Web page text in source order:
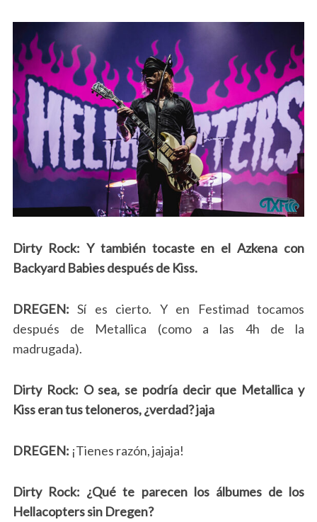
Dirty Rock: Y también tocaste en el Azkena con
Backyard Babies después de Kiss.
DREGEN: Sí es cierto. Y en Festimad tocamos
después de Metallica (como a las 4h de la
madrugada).
Dirty Rock: O sea, se podría decir que Metallica y
Kiss eran tus teloneros, ¿verdad? jaja
DREGEN: ¡Tienes razón, jajaja!
Dirty Rock: ¿Qué te parecen los álbumes de los
Hellacopters sin Dregen?